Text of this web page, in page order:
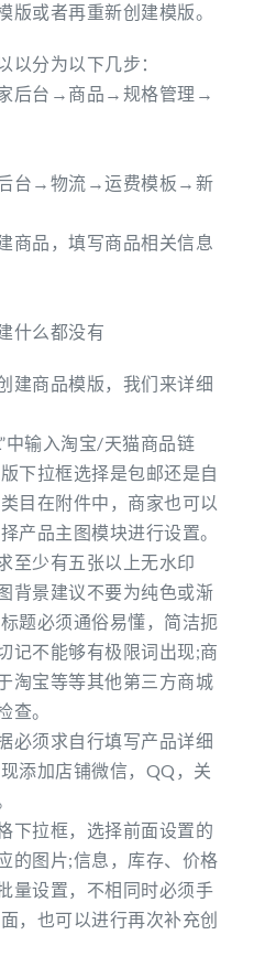
版或者再重新创建模版。
以分为以下几步：
后台→商品→规格管理→
后台→物流→运费模板→新
商品，填写商品相关信息
什么都没有
建商品模版，我们来详细
中输入淘宝/天猫商品链
下拉框选择是包邮还是自
目在附件中，商家也可以
产品主图模块进行设置。
至少有五张以上无水印
背景建议不要为纯色或渐
题必须通俗易懂，简洁扼
记不能够有极限词出现;商
淘宝等等其他第三方商城
查。
必须求自行填写产品详细
添加店铺微信，QQ，关
下拉框，选择前面设置的
的图片;信息，库存、价格
量设置，不相同时必须手
，也可以进行再次补充创